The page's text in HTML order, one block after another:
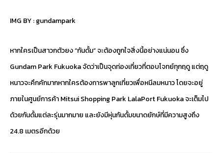
IMG BY :gundampark
หากใครเป็นสาวกตัวยง “กันดั้ม” จะต้องถูกใจสิ่งนี้อย่างแน่นอน ซึ่ง
Gundam Park Fukuoka จัดว่าเป็นจุดท่องเที่ยวที่ตอบโจทย์ทุกฤดู แต่ฤดู
หนาวจะคึกคักมากหากใครต้องการพาลูกเที่ยวเพื่อหนีลมหนาว โดยจะอยู่
ภายในศูนย์การค้า Mitsui Shopping Park LalaPort Fukuoka จะเต็มไป
ด้วยกันดั้มแต่ละรุ่นมากมาย และยังมีหุ่นกันดั้มขนาดยักษ์ที่มีความสูงถึง
24.8 เมตรอีกด้วย